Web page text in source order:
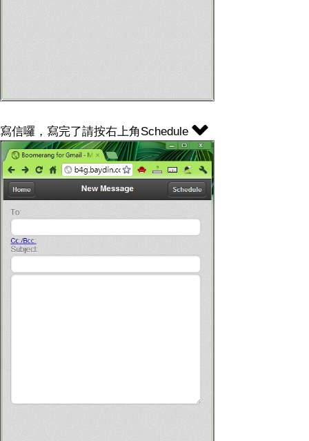
寫信囉，寫完了請按右上角Schedule